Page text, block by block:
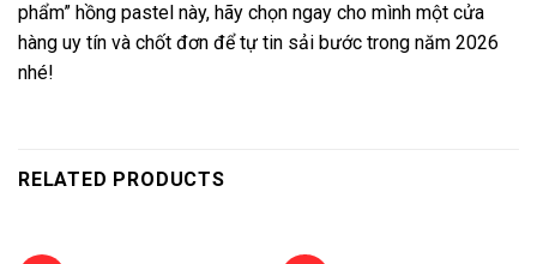
phẩm” hồng pastel này, hãy chọn ngay cho mình một cửa
hàng uy tín và chốt đơn để tự tin sải bước trong năm 2026
nhé!
RELATED PRODUCTS